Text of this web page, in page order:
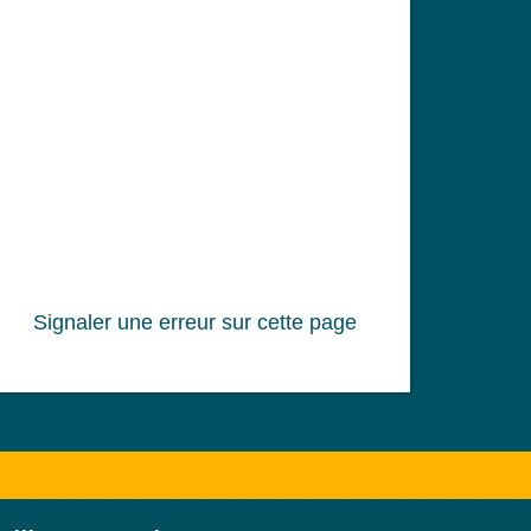
Signaler une erreur sur cette page